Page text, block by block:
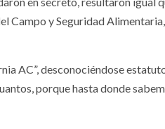
Campo y Seguridad
AC”, desconociéndose
porque hasta donde